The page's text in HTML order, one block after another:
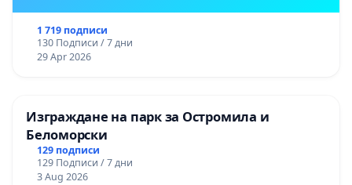
1 719 подписи
130 Подписи / 7 дни
29 Apr 2026
Изграждане на парк за Остромила и
Беломорски
129 подписи
129 Подписи / 7 дни
3 Aug 2026